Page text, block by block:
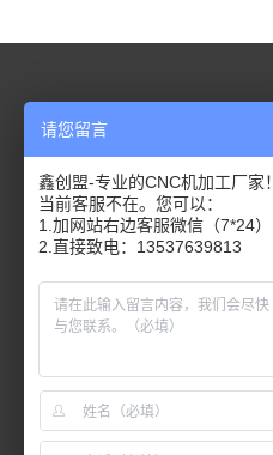
CNC加工
CNC铝合金加工
CNC钛合金加工
CNC精密件加工
CNC五金件加工
请您留言
鑫创盟-专业的CNC机加工厂家！
当前客服不在。您可以：
1.加网站右边客服微信（7*24）
2.直接致电：13537639813